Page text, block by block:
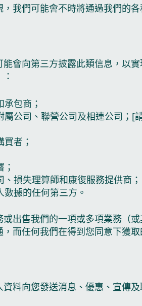
我們可能會不時將通過我們的
會向第三方披露此類信息，以
包商；
公司、聯營公司及相連公司；[
者；
損失理算師和康復服務提供商；
據的任何第三方。
出售我們的一項或多項業務（
而任何我們在得到您同意下獲
料向您發送消息、優惠、宣傳